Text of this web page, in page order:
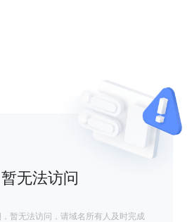
无法访问
暂无法访问，请域名所有人及时完成